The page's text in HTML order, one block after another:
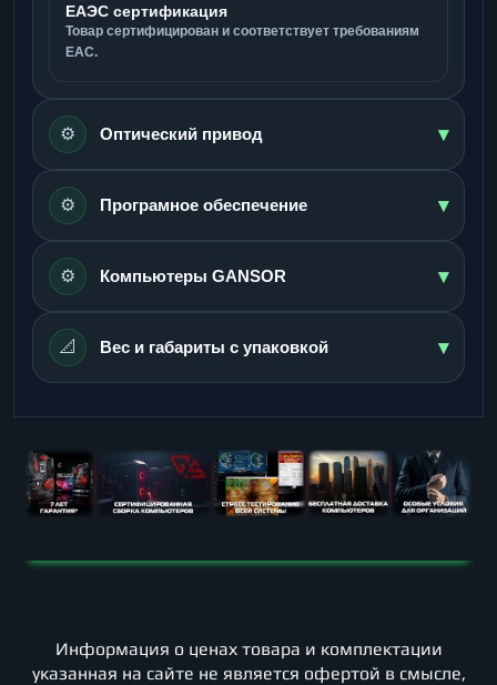
ЕАЭС сертификация
Товар сертифицирован и соответствует требованиям
ЕАС.
⚙️ Оптический привод ▾
⚙️ Програмное обеспечение ▾
⚙️ Компьютеры GANSOR ▾
📐 Вес и габариты с упаковкой ▾
Информация о ценах товара и комплектации
указанная на сайте не является офертой в смысле,